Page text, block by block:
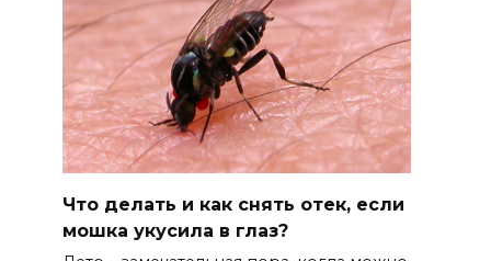
Что делать и как снять отек, если
мошка укусила в глаз?